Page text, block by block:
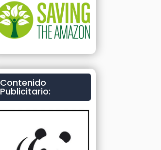
Contenido
Publicitario: